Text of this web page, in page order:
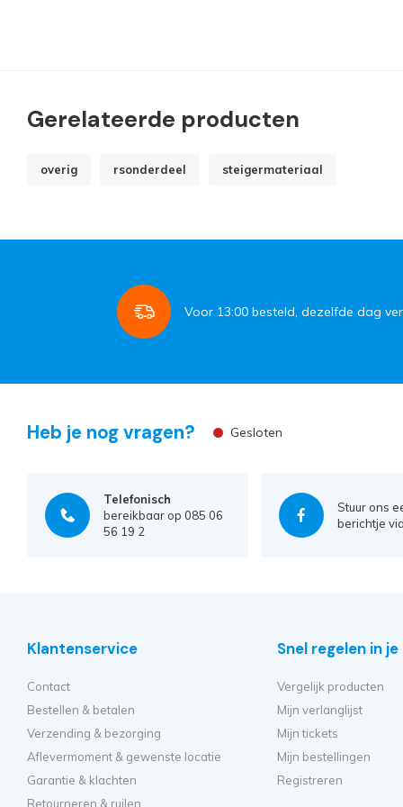
Gerelateerde producten
overig rsonderdeel steigermateriaal
Voor 13:00 besteld, dezelfde dag
Heb je nog vragen? Gesloten
Telefonisch
bereikbaar op 085 06
56 19 2
Stuur ons
berichtje
Klantenservice
Contact
Bestellen & betalen
Verzending & bezorging
Aflevermoment & gewenste locatie
Garantie & klachten
Retourneren & ruilen
Snel regelen in
Vergelijk producten
Mijn verlanglijst
Mijn tickets
Mijn bestellingen
Registreren